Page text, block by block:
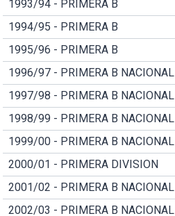
1993/94 - PRIMERA B
1994/95 - PRIMERA B
1995/96 - PRIMERA B
1996/97 - PRIMERA B NACIONAL
1997/98 - PRIMERA B NACIONAL
1998/99 - PRIMERA B NACIONAL
1999/00 - PRIMERA B NACIONAL
2000/01 - PRIMERA DIVISION
2001/02 - PRIMERA B NACIONAL
2002/03 - PRIMERA B NACIONAL